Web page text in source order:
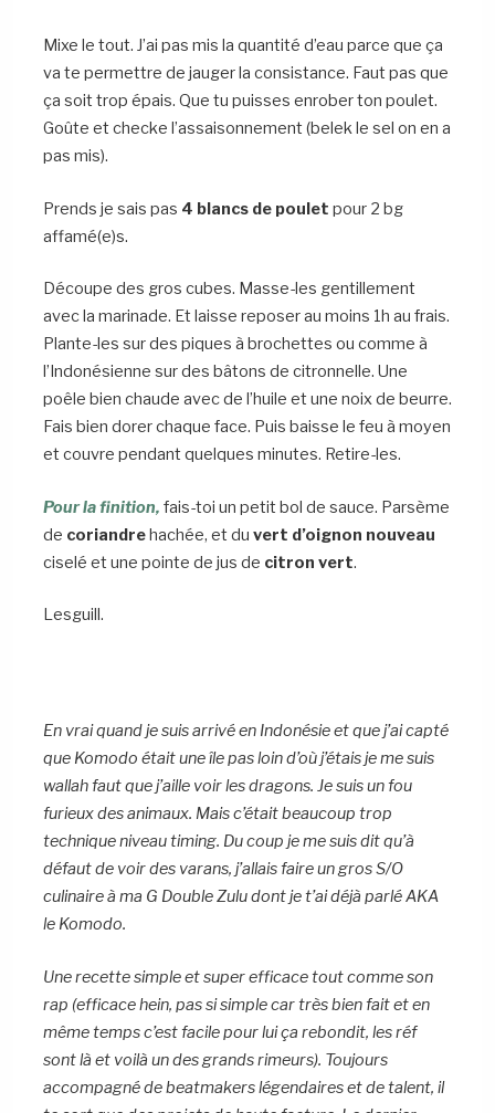
Mixe le tout. J’ai pas mis la quantité d’eau parce que ça
va te permettre de jauger la consistance. Faut pas que
ça soit trop épais. Que tu puisses enrober ton poulet.
Goûte et checke l’assaisonnement (belek le sel on en a
pas mis).
Prends je sais pas 4 blancs de poulet pour 2 bg
affamé(e)s.
Découpe des gros cubes. Masse-les gentillement
avec la marinade. Et laisse reposer au moins 1h au frais.
Plante-les sur des piques à brochettes ou comme à
l’Indonésienne sur des bâtons de citronnelle. Une
poêle bien chaude avec de l’huile et une noix de beurre.
Fais bien dorer chaque face. Puis baisse le feu à moyen
et couvre pendant quelques minutes. Retire-les.
Pour la finition, fais-toi un petit bol de sauce. Parsème
de coriandrehachée, et du vert d’oignon nouveau
ciselé et une pointe de jus de citron vert.
Lesguill.
En vrai quand je suis arrivé en Indonésie et que j’ai capté
que Komodo était une île pas loin d’où j’étais je me suis
wallah faut que j’aille voir les dragons. Je suis un fou
furieux des animaux. Mais c’était beaucoup trop
technique niveau timing. Du coup je me suis dit qu’à
défaut de voir des varans, j’allais faire un gros S/O
culinaire à ma G Double Zulu dont je t’ai déjà parlé AKA
le Komodo.
Une recette simple et super efficace tout comme son
rap (efficace hein, pas si simple car très bien fait et en
même temps c’est facile pour lui ça rebondit, les réf
sont là et voilà un des grands rimeurs). Toujours
accompagné de beatmakers légendaires et de talent, il